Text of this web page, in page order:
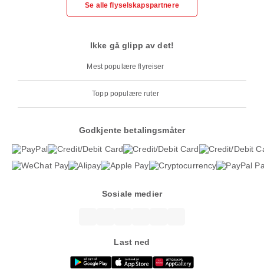
Se alle flyselskapspartnere
Ikke gå glipp av det!
Mest populære flyreiser
Topp populære ruter
Godkjente betalingsmåter
Sosiale medier
Last ned